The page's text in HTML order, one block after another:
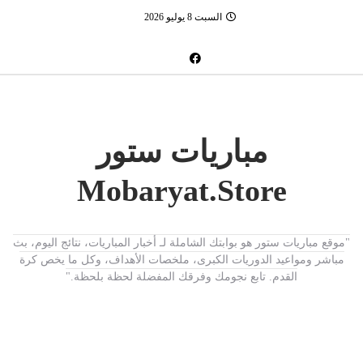
السبت 8 يوليو 2026
مباريات ستور
Mobaryat.Store
"موقع مباريات ستور هو بوابتك الشاملة لـ أخبار المباريات، نتائج اليوم، بث
مباشر ومواعيد الدوريات الكبرى، ملخصات الأهداف، وكل ما يخص كرة
القدم. تابع نجومك وفرقك المفضلة لحظة بلحظة."